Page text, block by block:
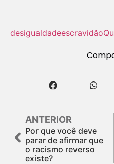
desigualdadeescravidão
ANTERIOR
Por que você deve
parar de afirmar que
o racismo reverso
existe?